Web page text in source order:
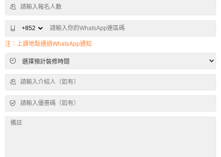
注：上課地點通過WhatsApp通知